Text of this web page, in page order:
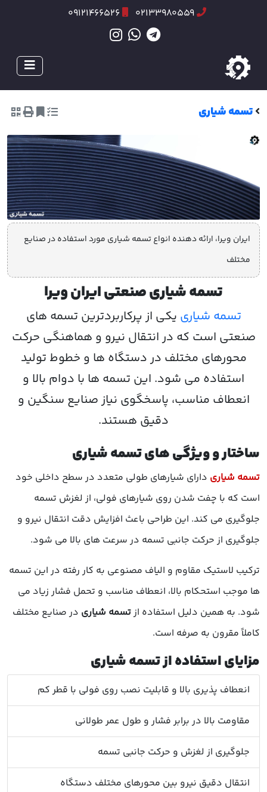
02133980559
09121466526
تسمه شیاری
ایران ویرا، ارائه دهنده انواع تسمه شیاری مورد استفاده در صنایع
مختلف
تسمه شیاری صنعتی ایران ویرا
تسمه شیاری یکی از پرکاربردترین تسمه های
صنعتی است که در انتقال نیرو و هماهنگی حرکت
محورهای مختلف در دستگاه ها و خطوط تولید
استفاده می شود. این تسمه ها با دوام بالا و
انعطاف مناسب، پاسخگوی نیاز صنایع سنگین و
دقیق هستند.
ساختار و ویژگی های تسمه شیاری
تسمه شیاری دارای شیارهای طولی متعدد در سطح داخلی خود
است که با چفت شدن روی شیارهای فولی، از لغزش تسمه
جلوگیری می کند. این طراحی باعث افزایش دقت انتقال نیرو و
جلوگیری از حرکت جانبی تسمه در سرعت های بالا می شود.
ترکیب لاستیک مقاوم و الیاف مصنوعی به کار رفته در این تسمه
ها موجب استحکام بالا، انعطاف مناسب و تحمل فشار زیاد می
شود. به همین دلیل استفاده ازتسمه شیاری در صنایع مختلف
کاملاً مقرون به صرفه است.
مزایای استفاده از تسمه شیاری
انعطاف پذیری بالا و قابلیت نصب روی فولی با قطر کم
مقاومت بالا در برابر فشار و طول عمر طولانی
جلوگیری از لغزش و حرکت جانبی تسمه
انتقال دقیق نیرو بین محورهای مختلف دستگاه